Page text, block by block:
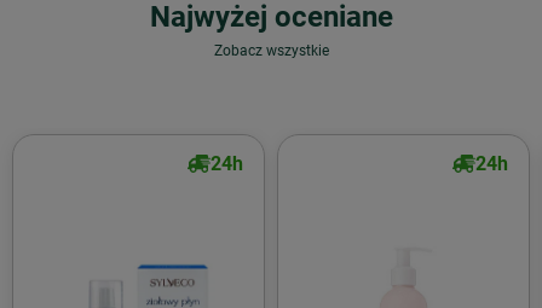
Najwyżej oceniane
Zobacz wszystkie
24h 24h